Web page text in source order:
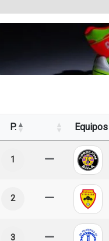
P. Equipos
1
2
3